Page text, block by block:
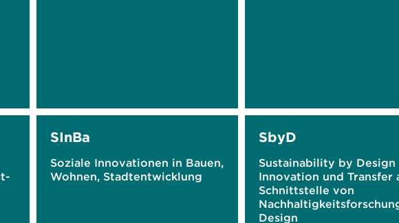
SInBa
Soziale Innovationen in Bauen,
Wohnen, Stadtentwicklung
SbyD
Sustainability by Design
Innovation und Transfer
Schnittstelle von
Design